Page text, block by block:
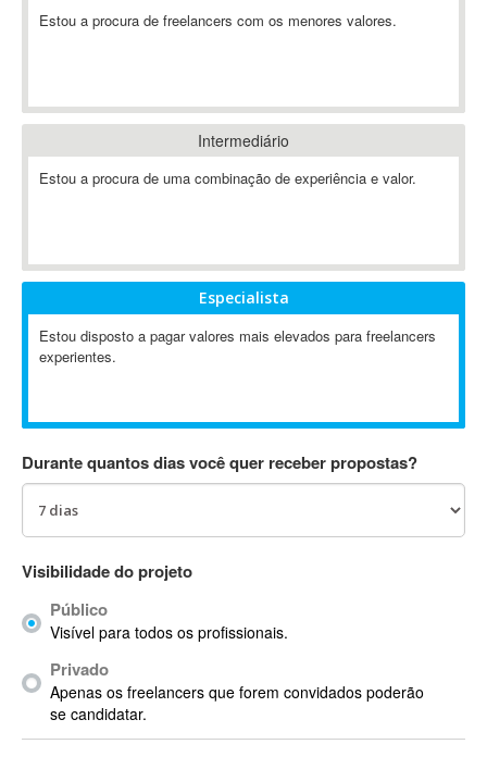
ABAP
ABIS
Ableton
Ableton Live
Abstract Window Toolkit (AWT)
AC Drives
AC3
ACID Pro
ACPI
ACT
Actian
Actimize
ActionScript
ActionScript 3
Estou a procura de freelancers com os menores valores.
Intermediário
Estou a procura de uma combinação de experiência e valor.
Especialista
Estou disposto a pagar valores mais elevados para freelancers
experientes.
Durante quantos dias você quer receber propostas?
Visibilidade do projeto
Público
Visível para todos os profissionais.
Privado
Apenas os freelancers que forem convidados poderão
se candidatar.